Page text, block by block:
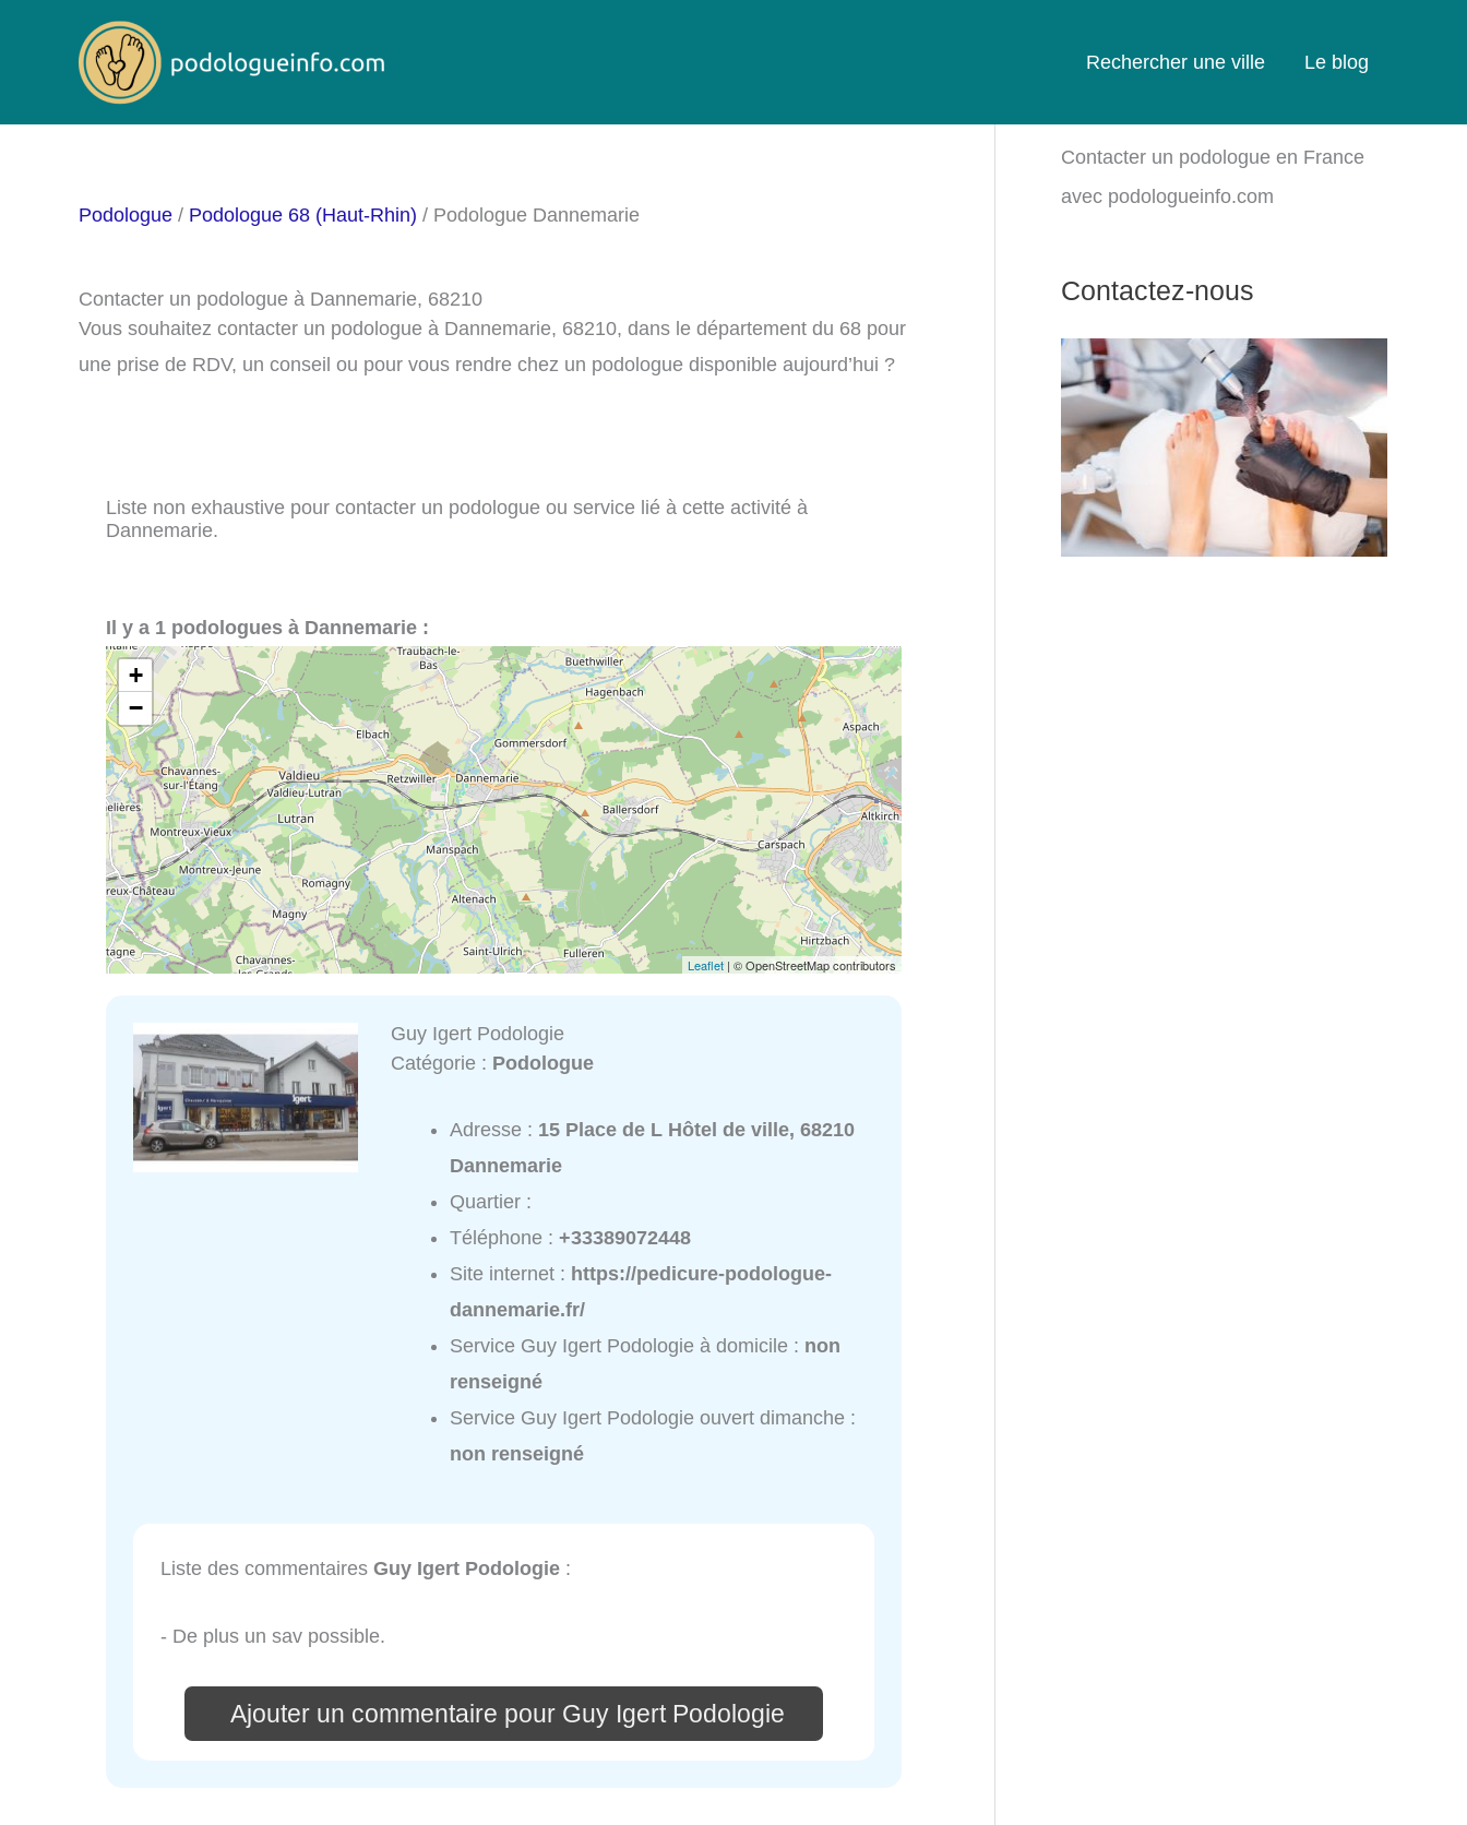
Rechercher une ville Le blog
Podologue / Podologue 68 (Haut-Rhin) / Podologue Dannemarie
Contacter un podologue à Dannemarie, 68210
Vous souhaitez contacter un podologue à Dannemarie, 68210, dans le département du 68 pour
une prise de RDV, un conseil ou pour vous rendre chez un podologue disponible aujourd’hui ?
Liste non exhaustive pour contacter un podologue ou service lié à cette activité à
Dannemarie.
Il y a 1 podologues à Dannemarie :
+
−
Leaflet | © OpenStreetMap contributors
Guy Igert Podologie
Catégorie : Podologue
Adresse : 15 Place de L Hôtel de ville, 68210
Dannemarie
Quartier :
Téléphone :+33389072448
Site internet : https://pedicure-podologue-
dannemarie.fr/
Service Guy Igert Podologie à domicile : non
renseigné
Service Guy Igert Podologie ouvert dimanche :
non renseigné
Liste des commentaires Guy Igert Podologie :
- De plus un sav possible.
Ajouter un commentaire pour Guy Igert Podologie
Contacter un podologue en France
avec podologueinfo.com
Contactez-nous